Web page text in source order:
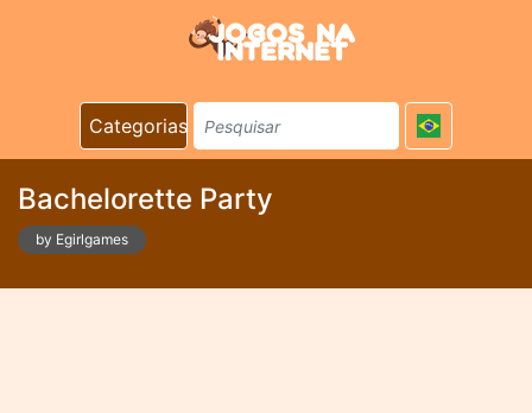
Categorias
Bachelorette Party
by Egirlgames